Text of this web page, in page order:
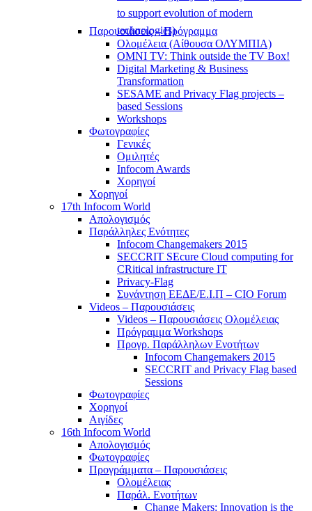
to support evolution of modern
technologies)
Παρουσιάσεις – Πρόγραμμα
Ολομέλεια (Αίθουσα ΟΛΥΜΠΙΑ)
OMNI TV: Think outside the TV Box!
Digital Marketing & Business
Transformation
SESAME and Privacy Flag projects –
based Sessions
Workshops
Φωτογραφίες
Γενικές
Ομιλητές
Infocom Awards
Χορηγοί
Χορηγοί
17th Infocom World
Απολογισμός
Παράλληλες Ενότητες
Infocom Changemakers 2015
SECCRIT SEcure Cloud computing for
CRitical infrastructure IT
Privacy-Flag
Συνάντηση ΕΕΔΕ/Ε.Ι.Π – CIO Forum
Videos – Παρουσιάσεις
Videos – Παρουσιάσεις Ολομέλειας
Πρόγραμμα Workshops
Προγρ. Παράλληλων Ενοτήτων
Infocom Changemakers 2015
SECCRIT and Privacy Flag based
Sessions
Φωτογραφίες
Χορηγοί
Αιγίδες
16th Infocom World
Απολογισμός
Φωτογραφίες
Προγράμματα – Παρουσιάσεις
Ολομέλειας
Παράλ. Ενοτήτων
Change Makers: Innovation is the